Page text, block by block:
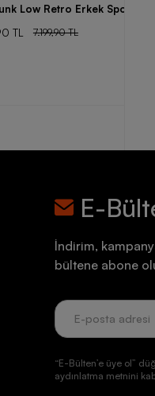
Low Retro Erkek Spor
TL
7.199,90 TL
E-
İndirim,
bültene abone
“E-Bülten’e üye ol”
aydınlatma metnini